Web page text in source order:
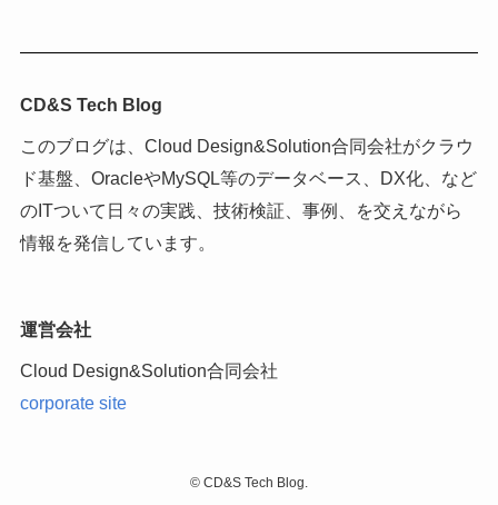
CD&S Tech Blog
このブログは、Cloud Design&Solution合同会社がクラウ
ド基盤、OracleやMySQL等のデータベース、DX化、など
のITついて日々の実践、技術検証、事例、を交えながら
情報を発信しています。
運営会社
Cloud Design&Solution合同会社
corporate site
© CD&S Tech Blog.